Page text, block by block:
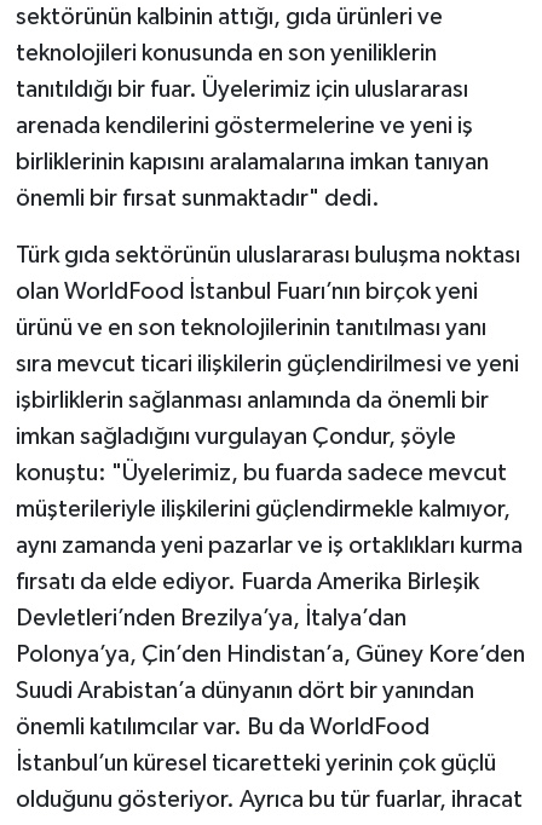
sektörünün kalbinin attığı, gıda ürünleri ve
teknolojileri konusunda en son yeniliklerin
tanıtıldığı bir fuar. Üyelerimiz için uluslararası
arenada kendilerini göstermelerine ve yeni iş
birliklerinin kapısını aralamalarına imkan tanıyan
önemli bir fırsat sunmaktadır" dedi.
Türk gıda sektörünün uluslararası buluşma noktası
olan WorldFood İstanbul Fuarı’nın birçok yeni
ürünü ve en son teknolojilerinin tanıtılması yanı
sıra mevcut ticari ilişkilerin güçlendirilmesi ve yeni
işbirliklerin sağlanması anlamında da önemli bir
imkan sağladığını vurgulayan Çondur, şöyle
konuştu: "Üyelerimiz, bu fuarda sadece mevcut
müşterileriyle ilişkilerini güçlendirmekle kalmıyor,
aynı zamanda yeni pazarlar ve iş ortaklıkları kurma
fırsatı da elde ediyor. Fuarda Amerika Birleşik
Devletleri’nden Brezilya’ya, İtalya’dan
Polonya’ya, Çin’den Hindistan’a, Güney Kore’den
Suudi Arabistan’a dünyanın dört bir yanından
önemli katılımcılar var. Bu da WorldFood
İstanbul’un küresel ticaretteki yerinin çok güçlü
olduğunu gösteriyor. Ayrıca bu tür fuarlar, ihracat